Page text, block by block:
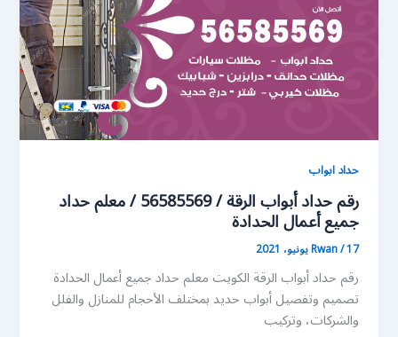
حداد ابواب
رقم حداد أبواب الرقة / 56585569 / معلم حداد
جميع أعمال الحدادة
Rwan/17 يونيو، 2021
رقم حداد أبواب الرقة الكويت معلم حداد جميع أعمال الحدادة
تصميم وتفصيل أبواب حديد بمختلف الأحجام للمنازل والفلل
والشركات، وتركيب